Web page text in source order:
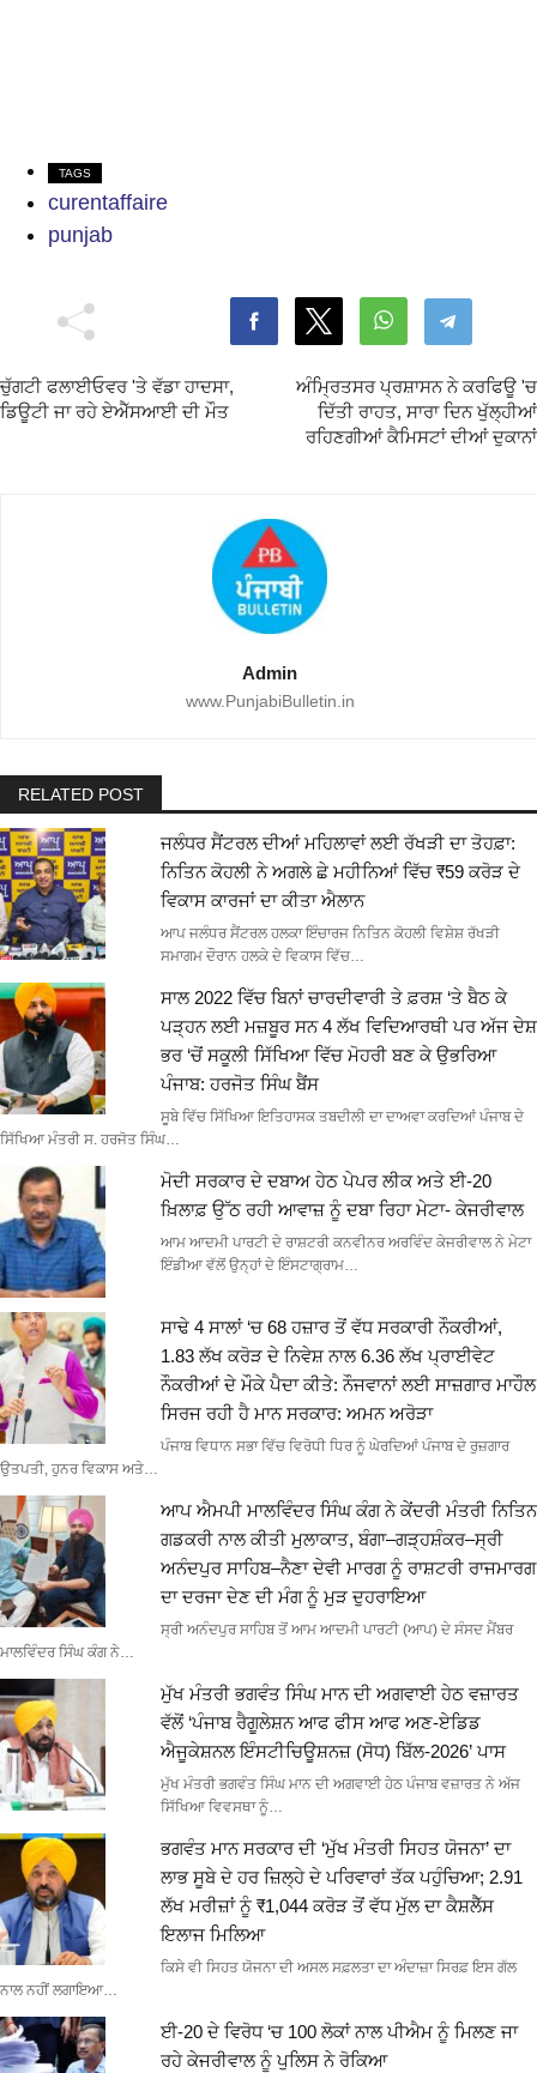
TAGS
curentaffaire
punjab
ਚੁੱਗਟੀ ਫਲਾਈਓਵਰ 'ਤੇ ਵੱਡਾ ਹਾਦਸਾ,
ਡਿਊਟੀ ਜਾ ਰਹੇ ਏਐੱਸਆਈ ਦੀ ਮੌਤ
ਅੰਮ੍ਰਿਤਸਰ ਪ੍ਰਸ਼ਾਸਨ ਨੇ ਕਰਫਿਊ 'ਚ
ਦਿੱਤੀ ਰਾਹਤ, ਸਾਰਾ ਦਿਨ ਖੁੱਲ੍ਹੀਆਂ
ਰਹਿਣਗੀਆਂ ਕੈਮਿਸਟਾਂ ਦੀਆਂ ਦੁਕਾਨਾਂ
Admin
www.PunjabiBulletin.in
RELATED POST
ਜਲੰਧਰ ਸੈਂਟਰਲ ਦੀਆਂ ਮਹਿਲਾਵਾਂ ਲਈ ਰੱਖੜੀ ਦਾ ਤੋਹਫ਼ਾ:
ਨਿਤਿਨ ਕੋਹਲੀ ਨੇ ਅਗਲੇ ਛੇ ਮਹੀਨਿਆਂ ਵਿੱਚ ₹59 ਕਰੋੜ ਦੇ
ਵਿਕਾਸ ਕਾਰਜਾਂ ਦਾ ਕੀਤਾ ਐਲਾਨ
ਆਪ ਜਲੰਧਰ ਸੈਂਟਰਲ ਹਲਕਾ ਇੰਚਾਰਜ ਨਿਤਿਨ ਕੋਹਲੀ ਵਿਸ਼ੇਸ਼ ਰੱਖੜੀ
ਸਮਾਗਮ ਦੌਰਾਨ ਹਲਕੇ ਦੇ ਵਿਕਾਸ ਵਿੱਚ…
ਸਾਲ 2022 ਵਿੱਚ ਬਿਨਾਂ ਚਾਰਦੀਵਾਰੀ ਤੇ ਫ਼ਰਸ਼ ‘ਤੇ ਬੈਠ ਕੇ
ਪੜ੍ਹਨ ਲਈ ਮਜ਼ਬੂਰ ਸਨ 4 ਲੱਖ ਵਿਦਿਆਰਥੀ ਪਰ ਅੱਜ ਦੇਸ਼
ਭਰ ‘ਚੋਂ ਸਕੂਲੀ ਸਿੱਖਿਆ ਵਿੱਚ ਮੋਹਰੀ ਬਣ ਕੇ ਉਭਰਿਆ
ਪੰਜਾਬ: ਹਰਜੋਤ ਸਿੰਘ ਬੈਂਸ
ਸੂਬੇ ਵਿੱਚ ਸਿੱਖਿਆ ਇਤਿਹਾਸਕ ਤਬਦੀਲੀ ਦਾ ਦਾਅਵਾ ਕਰਦਿਆਂ ਪੰਜਾਬ ਦੇ
ਸਿੱਖਿਆ ਮੰਤਰੀ ਸ. ਹਰਜੋਤ ਸਿੰਘ…
ਮੋਦੀ ਸਰਕਾਰ ਦੇ ਦਬਾਅ ਹੇਠ ਪੇਪਰ ਲੀਕ ਅਤੇ ਈ-20
ਖ਼ਿਲਾਫ਼ ਉੱਠ ਰਹੀ ਆਵਾਜ਼ ਨੂੰ ਦਬਾ ਰਿਹਾ ਮੇਟਾ- ਕੇਜਰੀਵਾਲ
ਆਮ ਆਦਮੀ ਪਾਰਟੀ ਦੇ ਰਾਸ਼ਟਰੀ ਕਨਵੀਨਰ ਅਰਵਿੰਦ ਕੇਜਰੀਵਾਲ ਨੇ ਮੇਟਾ
ਇੰਡੀਆ ਵੱਲੋਂ ਉਨ੍ਹਾਂ ਦੇ ਇੰਸਟਾਗ੍ਰਾਮ…
ਸਾਢੇ 4 ਸਾਲਾਂ ‘ਚ 68 ਹਜ਼ਾਰ ਤੋਂ ਵੱਧ ਸਰਕਾਰੀ ਨੌਕਰੀਆਂ,
1.83 ਲੱਖ ਕਰੋੜ ਦੇ ਨਿਵੇਸ਼ ਨਾਲ 6.36 ਲੱਖ ਪ੍ਰਾਈਵੇਟ
ਨੌਕਰੀਆਂ ਦੇ ਮੌਕੇ ਪੈਦਾ ਕੀਤੇ: ਨੌਜਵਾਨਾਂ ਲਈ ਸਾਜ਼ਗਾਰ ਮਾਹੌਲ
ਸਿਰਜ ਰਹੀ ਹੈ ਮਾਨ ਸਰਕਾਰ: ਅਮਨ ਅਰੋੜਾ
ਪੰਜਾਬ ਵਿਧਾਨ ਸਭਾ ਵਿੱਚ ਵਿਰੋਧੀ ਧਿਰ ਨੂੰ ਘੇਰਦਿਆਂ ਪੰਜਾਬ ਦੇ ਰੁਜ਼ਗਾਰ
ਉਤਪਤੀ, ਹੁਨਰ ਵਿਕਾਸ ਅਤੇ…
ਆਪ ਐਮਪੀ ਮਾਲਵਿੰਦਰ ਸਿੰਘ ਕੰਗ ਨੇ ਕੇਂਦਰੀ ਮੰਤਰੀ ਨਿਤਿਨ
ਗਡਕਰੀ ਨਾਲ ਕੀਤੀ ਮੁਲਾਕਾਤ, ਬੰਗਾ–ਗੜ੍ਹਸ਼ੰਕਰ–ਸ੍ਰੀ
ਅਨੰਦਪੁਰ ਸਾਹਿਬ–ਨੈਣਾ ਦੇਵੀ ਮਾਰਗ ਨੂੰ ਰਾਸ਼ਟਰੀ ਰਾਜਮਾਰਗ
ਦਾ ਦਰਜਾ ਦੇਣ ਦੀ ਮੰਗ ਨੂੰ ਮੁੜ ਦੁਹਰਾਇਆ
ਸ੍ਰੀ ਅਨੰਦਪੁਰ ਸਾਹਿਬ ਤੋਂ ਆਮ ਆਦਮੀ ਪਾਰਟੀ (ਆਪ) ਦੇ ਸੰਸਦ ਮੈਂਬਰ
ਮਾਲਵਿੰਦਰ ਸਿੰਘ ਕੰਗ ਨੇ…
ਮੁੱਖ ਮੰਤਰੀ ਭਗਵੰਤ ਸਿੰਘ ਮਾਨ ਦੀ ਅਗਵਾਈ ਹੇਠ ਵਜ਼ਾਰਤ
ਵੱਲੋਂ ‘ਪੰਜਾਬ ਰੈਗੂਲੇਸ਼ਨ ਆਫ ਫੀਸ ਆਫ ਅਣ-ਏਡਿਡ
ਐਜੂਕੇਸ਼ਨਲ ਇੰਸਟੀਚਿਊਸ਼ਨਜ਼ (ਸੋਧ) ਬਿੱਲ-2026’ ਪਾਸ
ਮੁੱਖ ਮੰਤਰੀ ਭਗਵੰਤ ਸਿੰਘ ਮਾਨ ਦੀ ਅਗਵਾਈ ਹੇਠ ਪੰਜਾਬ ਵਜ਼ਾਰਤ ਨੇ ਅੱਜ
ਸਿੱਖਿਆ ਵਿਵਸਥਾ ਨੂੰ…
ਭਗਵੰਤ ਮਾਨ ਸਰਕਾਰ ਦੀ ‘ਮੁੱਖ ਮੰਤਰੀ ਸਿਹਤ ਯੋਜਨਾ’ ਦਾ
ਲਾਭ ਸੂਬੇ ਦੇ ਹਰ ਜ਼ਿਲ੍ਹੇ ਦੇ ਪਰਿਵਾਰਾਂ ਤੱਕ ਪਹੁੰਚਿਆ; 2.91
ਲੱਖ ਮਰੀਜ਼ਾਂ ਨੂੰ ₹1,044 ਕਰੋੜ ਤੋਂ ਵੱਧ ਮੁੱਲ ਦਾ ਕੈਸ਼ਲੈੱਸ
ਇਲਾਜ ਮਿਲਿਆ
ਕਿਸੇ ਵੀ ਸਿਹਤ ਯੋਜਨਾ ਦੀ ਅਸਲ ਸਫ਼ਲਤਾ ਦਾ ਅੰਦਾਜ਼ਾ ਸਿਰਫ਼ ਇਸ ਗੱਲ
ਨਾਲ ਨਹੀਂ ਲਗਾਇਆ…
ਈ-20 ਦੇ ਵਿਰੋਧ ‘ਚ 100 ਲੋਕਾਂ ਨਾਲ ਪੀਐਮ ਨੂੰ ਮਿਲਣ ਜਾ
ਰਹੇ ਕੇਜਰੀਵਾਲ ਨੂੰ ਪੁਲਿਸ ਨੇ ਰੋਕਿਆ